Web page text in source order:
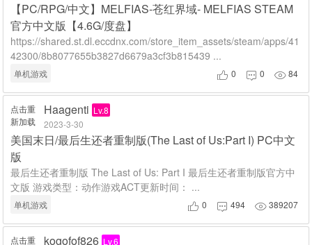
【PC/RPG/中文】MELFIAS-苍红界域- MELFIAS STEAM
官方中文版【4.6G/度盘】
https://shared.st.dl.eccdnx.com/store_item_assets/steam/apps/41
42300/8b8077655b3827d6679a3cf3b815439 ...
单机游戏  0  0 84
点击重
新加载
Haagenti Lv.8
2023-3-30
美国末日/最后生还者重制版(The Last of Us:Part I) PC中文
版
最后生还者重制版 The Last of Us: Part I 最后生还者重制版官方中
文版 游戏类型：动作游戏ACT更新时间： ...
单机游戏  0  494 389207
点击重 kogofof826 Lv.6